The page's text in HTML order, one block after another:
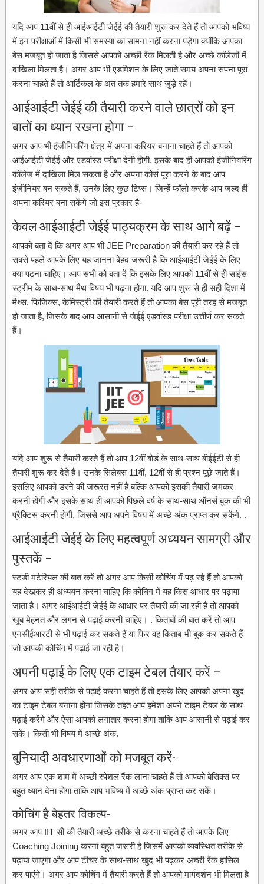
यदि आप 11वीं से ही आईआईटी जेईई की तैयारी शुरू कर देते हैं तो आपको भविष्य
में इन परीक्षाओं में किसी भी समस्या का सामना नहीं करना पड़ेगा क्योंकि आपका
बेस मजबूत हो जाता है जिससे आपको अच्छी रैंक मिलती है और अच्छे कॉलेजों में
दाखिला मिलता है। अगर आप भी एडमिशन के लिए जाते समय अपना सपना पूरा
करना चाहते हैं तो आर्टिकल के अंत तक हमारे साथ जुड़े रहें।
आईआईटी जेईई की तैयारी करने वाले छात्रों को इन
बातों का ध्यान रखना होगा –
अगर आप भी इंजीनियरिंग क्षेत्र में अपना करियर बनाना चाहते हैं तो आपको
आईआईटी जेईई और एडवांस्ड परीक्षा देनी होगी, इसके बाद ही आपको इंजीनियरिंग
कॉलेज में दाखिला मिल सकता है और अपना कोर्स पूरा करने के बाद आप
इंजीनियर बन सकते हैं, उनके लिए कुछ टिप्स। जिन्हें फॉलो करके आप जल्द ही
अपना करियर बना सकेंगे जो इस प्रकार है-
केवल आईआईटी जेईई पाठ्यक्रम के साथ आगे बढ़ें –
आपको बता दें कि अगर आप भी JEE Preparation की तैयारी कर रहे हैं तो
सबसे पहले आपके लिए यह जानना बेहद जरूरी है कि आईआईटी जेईई के लिए
क्या पढ़ना चाहिए। आप सभी को बता दें कि इसके लिए आपको 11वीं से ही साइंस
स्ट्रीम के साथ-साथ मैथ विषय भी पढ़ना होगा. यदि आप शुरू से ही सही दिशा में
मैथ्स, फिजिक्स, केमिस्ट्री की तैयारी करते हैं तो आपका बेस पूरी तरह से मजबूत
हो जाता है, जिसके बाद आप आसानी से जेईई एडवांस्ड परीक्षा उत्तीर्ण कर सकते
हैं।
यदि आप शुरू से तैयारी करते हैं तो आप 12वीं बोर्ड के साथ-साथ बीईईटी से ही
तैयारी शुरू कर देते हैं। उनके सिलेबस 11वीं, 12वीं से ही प्रश्न पूछे जाते हैं।
इसलिए आपको डरने की जरूरत नहीं है बल्कि आपको इसकी तैयारी जमकर
करनी होगी और इसके साथ ही आपको पिछले वर्ष के साथ-साथ ऑनर्स बुक की भी
प्रैक्टिस करनी होगी, जिससे आप अपने विषय में अच्छे अंक प्राप्त कर सकेंगे. .
आईआईटी जेईई के लिए महत्वपूर्ण अध्ययन सामग्री और
पुस्तकें –
स्टडी मटेरियल की बात करें तो अगर आप किसी कोचिंग में पढ़ रहे हैं तो आपको
यह देखकर ही अध्ययन करना चाहिए कि कोचिंग में यह किस आधार पर पढ़ाया
जाता है। अगर आईआईटी जेईई के आधार पर तैयारी की जा रही है तो आपको
खूब मेहनत और लगन से पढ़ाई करनी चाहिए। . किताबों की बात करें तो आप
एनसीईआरटी से भी पढ़ाई कर सकते हैं या फिर वह किताब भी बुक कर सकते हैं
जो आपकी कोचिंग में पढ़ाई जा रही है।
अपनी पढ़ाई के लिए एक टाइम टेबल तैयार करें –
अगर आप सही तरीके से पढ़ाई करना चाहते हैं तो इसके लिए आपको अपना खुद
का टाइम टेबल बनाना होगा जिसके तहत आप हमेशा अपने टाइम टेबल के साथ
पढ़ाई करेंगे और ऐसा आपको लगातार करना होगा ताकि आप आसानी से पढ़ाई कर
सकें। किसी भी विषय में अच्छे अंक.
बुनियादी अवधारणाओं को मजबूत करें-
अगर आप एक शाम में अच्छी स्पेशल रैंक लाना चाहते हैं तो आपको बेसिक्स पर
बहुत ध्यान देना होगा ताकि आप भविष्य में अच्छे अंक प्राप्त कर सकें।
कोचिंग है बेहतर विकल्प-
अगर आप IIT सी की तैयारी अच्छे तरीके से करना चाहते हैं तो आपके लिए
Coaching Joining करना बहुत जरूरी है जिसमें आपको व्यवस्थित तरीके से
पढ़ाया जाएगा और आप टीचर के साथ-साथ खुद भी पढ़कर अच्छी रैंक हासिल
कर पाएंगे। अगर आप कोचिंग में तैयारी करते हैं तो आपको मार्गदर्शन भी मिलता है